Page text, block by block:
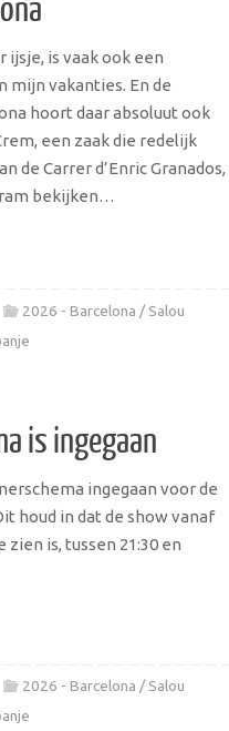
ijsje, is vaak ook een
mijn vakanties. En de
hoort daar absoluut ook
een zaak die redelijk
de Carrer d’Enric Granados,
bekijken…
2026 - Barcelona / Salou
is ingegaan
ingegaan voor de
houd in dat de show vanaf
is, tussen 21:30 en
2026 - Barcelona / Salou